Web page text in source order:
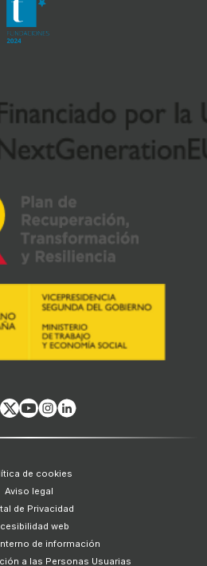
Aviso legal
de Privacidad
web
de información
a las Personas Usuarias